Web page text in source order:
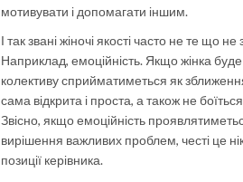
мотивувати і допомагати іншим.
І так звані жіночі якості часто не те що
Наприклад, емоційність. Якщо жінка
колективу сприйматиметься як
сама відкрита і проста, а також не
Звісно, якщо емоційність
вирішення важливих проблем, честі це
позиції керівника.